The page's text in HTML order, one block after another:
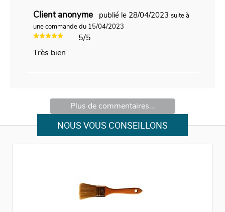
Client anonyme publié le 28/04/2023 suite à
une commande du 15/04/2023
5/5
Très bien
Plus de commentaires...
NOUS VOUS CONSEILLONS